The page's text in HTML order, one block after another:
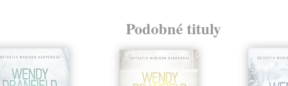
Podobné tituly